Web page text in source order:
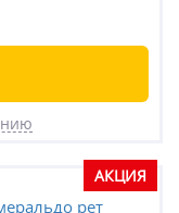
АКЦИЯ
рет